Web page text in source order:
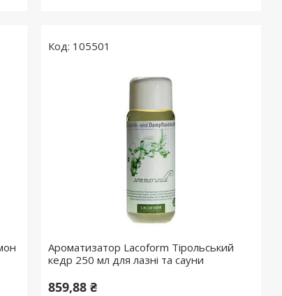
105501
Ароматизатор Lacoform Тірольський
кедр 250 мл для лазні та сауни
859,88 ₴